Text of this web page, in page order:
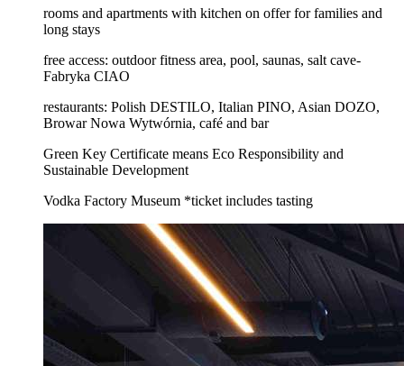
rooms and apartments with kitchen on offer for families and
long stays
free access: outdoor fitness area, pool, saunas, salt cave-
Fabryka CIAO
restaurants: Polish DESTILO, Italian PINO, Asian DOZO,
Browar Nowa Wytwórnia, café and bar
Green Key Certificate means Eco Responsibility and
Sustainable Development
Vodka Factory Museum *ticket includes tasting